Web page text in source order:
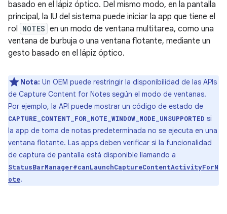
basado en el lápiz óptico. Del mismo modo, en la pantalla
principal, la IU del sistema puede iniciar la app que tiene el
rol NOTES en un modo de ventana multitarea, como una
ventana de burbuja o una ventana flotante, mediante un
gesto basado en el lápiz óptico.
Nota: Un OEM puede restringir la disponibilidad de las APIs
de Capture Content for Notes según el modo de ventanas.
Por ejemplo, la API puede mostrar un código de estado de
CAPTURE_CONTENT_FOR_NOTE_WINDOW_MODE_UNSUPPORTED si
la app de toma de notas predeterminada no se ejecuta en una
ventana flotante. Las apps deben verificar si la funcionalidad
de captura de pantalla está disponible llamando a
StatusBarManager#canLaunchCaptureContentActivityForN
ote.